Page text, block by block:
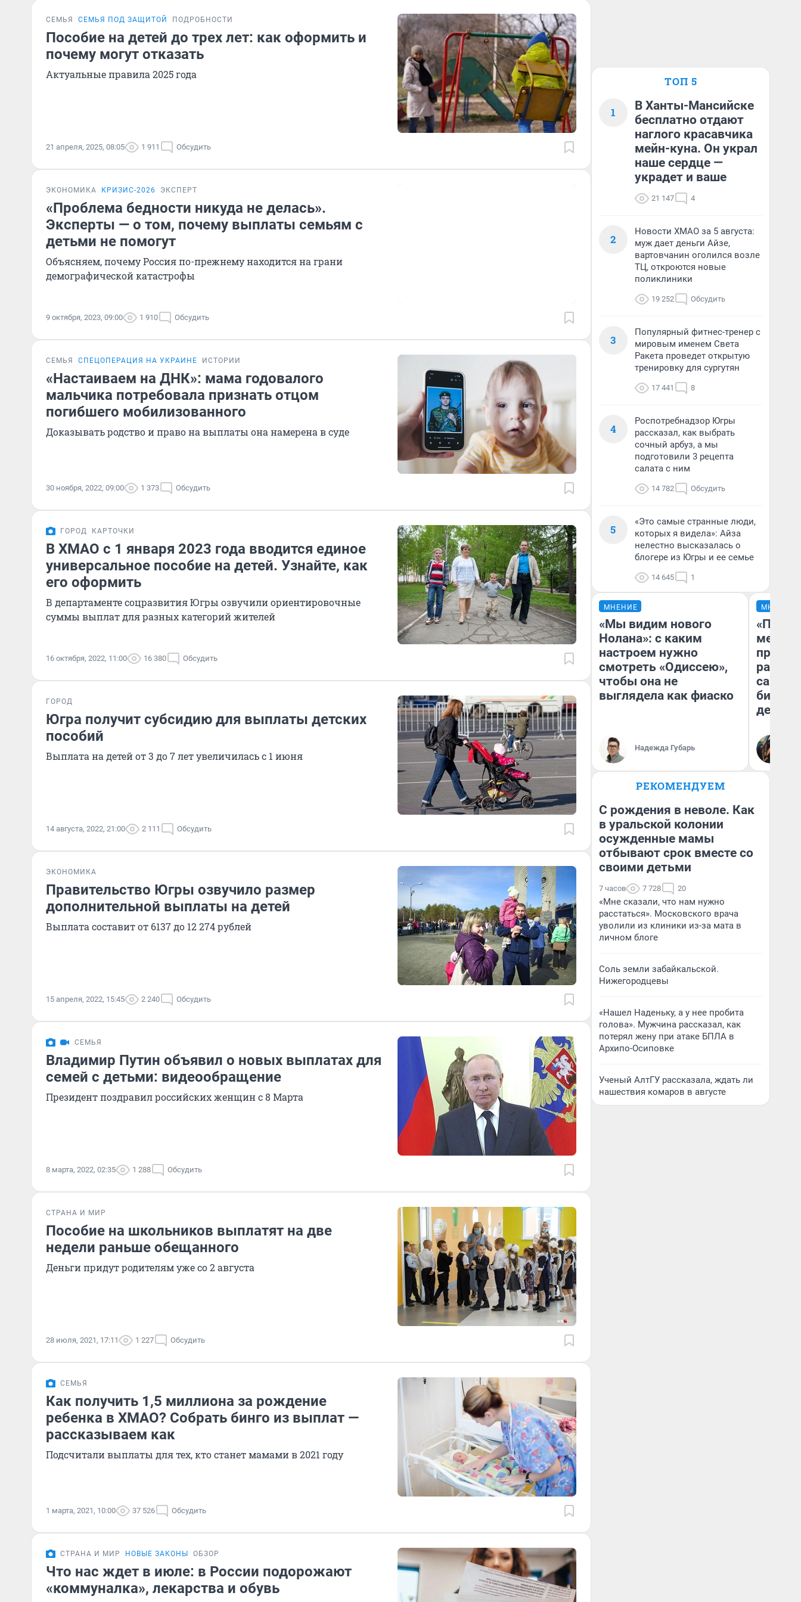
СЕМЬЯ СЕМЬЯ ПОД ЗАЩИТОЙ ПОДРОБНОСТИ
Пособие на детей до трех лет: как оформить и
почему могут отказать
Актуальные правила 2025 года
21 апреля, 2025, 08:05 1 911 Обсудить
ЭКОНОМИКА КРИЗИС-2026 ЭКСПЕРТ
«Проблема бедности никуда не делась».
Эксперты — о том, почему выплаты семьям с
детьми не помогут
Объясняем, почему Россия по-прежнему находится на грани
демографической катастрофы
9 октября, 2023, 09:00 1 910 Обсудить
СЕМЬЯ СПЕЦОПЕРАЦИЯ НА УКРАИНЕ ИСТОРИИ
«Настаиваем на ДНК»: мама годовалого
мальчика потребовала признать отцом
погибшего мобилизованного
Доказывать родство и право на выплаты она намерена в суде
30 ноября, 2022, 09:00 1 373 Обсудить
ГОРОД КАРТОЧКИ
В ХМАО с 1 января 2023 года вводится единое
универсальное пособие на детей. Узнайте, как
его оформить
В департаменте соцразвития Югры озвучили ориентировочные
суммы выплат для разных категорий жителей
16 октября, 2022, 11:00 16 380 Обсудить
ГОРОД
Югра получит субсидию для выплаты детских
пособий
Выплата на детей от 3 до 7 лет увеличилась с 1 июня
14 августа, 2022, 21:00 2 111 Обсудить
ЭКОНОМИКА
Правительство Югры озвучило размер
дополнительной выплаты на детей
Выплата составит от 6137 до 12 274 рублей
15 апреля, 2022, 15:45 2 240 Обсудить
СЕМЬЯ
Владимир Путин объявил о новых выплатах для
семей с детьми: видеообращение
Президент поздравил российских женщин с 8 Марта
8 марта, 2022, 02:35 1 288 Обсудить
СТРАНА И МИР
Пособие на школьников выплатят на две
недели раньше обещанного
Деньги придут родителям уже со 2 августа
28 июля, 2021, 17:11 1 227 Обсудить
СЕМЬЯ
Как получить 1,5 миллиона за рождение
ребенка в ХМАО? Собрать бинго из выплат —
рассказываем как
Подсчитали выплаты для тех, кто станет мамами в 2021 году
1 марта, 2021, 10:00 37 526 Обсудить
СТРАНА И МИР НОВЫЕ ЗАКОНЫ ОБЗОР
Что нас ждет в июле: в России подорожают
«коммуналка», лекарства и обувь
ТОП 5
1
В Ханты-Мансийске
бесплатно отдают
наглого красавчика
мейн-куна. Он украл
наше сердце —
украдет и ваше
21 147 4
2
Новости ХМАО за 5 августа:
муж дает деньги Айзе,
вартовчанин оголился возле
ТЦ, откроются новые
поликлиники
19 252 Обсудить
3
Популярный фитнес-тренер с
мировым именем Света
Ракета проведет открытую
тренировку для сургутян
17 441 8
4
Роспотребнадзор Югры
рассказал, как выбрать
сочный арбуз, а мы
подготовили 3 рецепта
салата с ним
14 782 Обсудить
5
«Это самые странные люди,
которых я видела»: Айза
нелестно высказалась о
блогере из Югры и ее семье
14 645 1
МНЕНИЕ
«Мы видим нового
Нолана»: с каким
настроем нужно
смотреть «Одиссею»,
чтобы она не
выглядела как фиаско
Надежда Губарь
МНЕНИЕ
самом
РЕКОМЕНДУЕМ
С рождения в неволе. Как
в уральской колонии
осужденные мамы
отбывают срок вместе со
своими детьми
7 часов 7 728 20
«Мне сказали, что нам нужно
расстаться». Московского врача
уволили из клиники из-за мата в
личном блоге
Соль земли забайкальской.
Нижегородцевы
«Нашел Наденьку, а у нее пробита
голова». Мужчина рассказал, как
потерял жену при атаке БПЛА в
Архипо-Осиповке
Ученый АлтГУ рассказала, ждать ли
нашествия комаров в августе